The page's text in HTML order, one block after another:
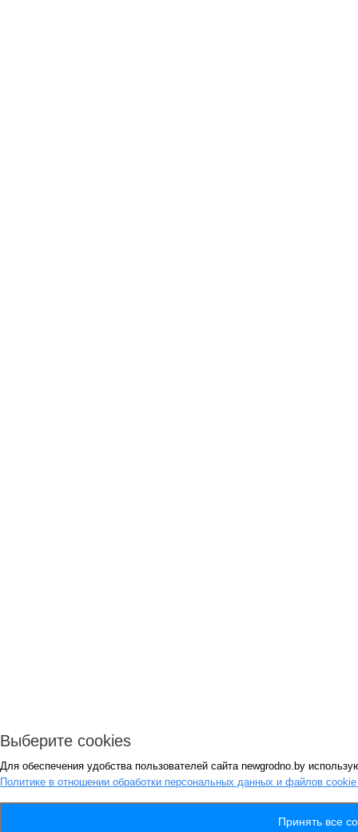
Выберите cookies
Для обеспечения удобства пользователей сайта newgrodno.by
Политике в отношении обработки персональных данных и файлов
Принять все